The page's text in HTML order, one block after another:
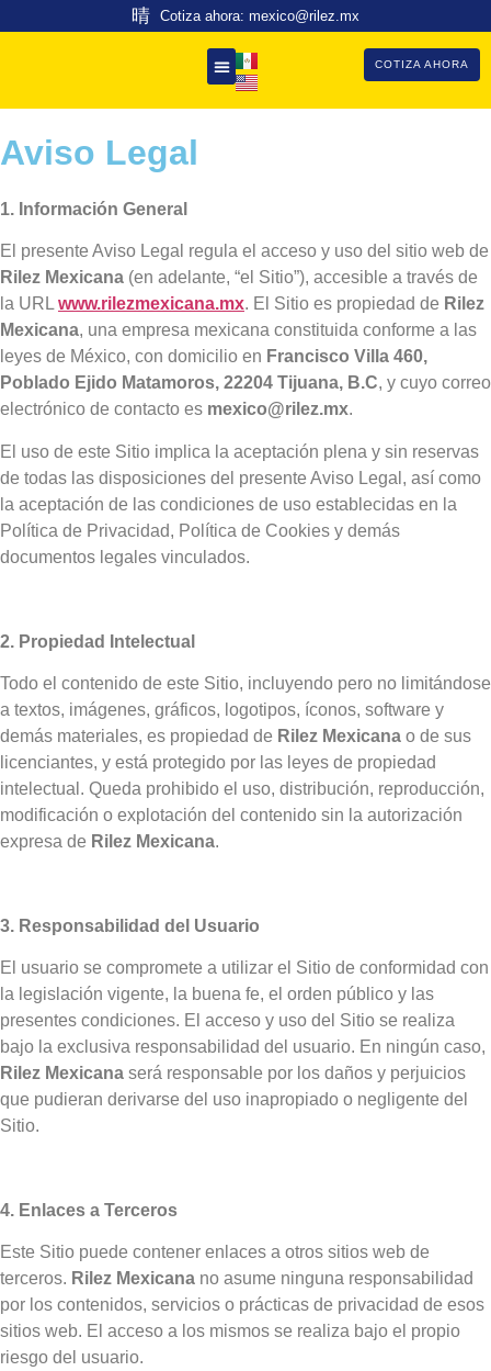
Cotiza ahora: mexico@rilez.mx
COTIZA AHORA
Aviso Legal
1. Información General
El presente Aviso Legal regula el acceso y uso del sitio web de
Rilez Mexicana (en adelante, “el Sitio”), accesible a través de
la URL www.rilezmexicana.mx. El Sitio es propiedad de Rilez
Mexicana, una empresa mexicana constituida conforme a las
leyes de México, con domicilio en Francisco Villa 460,
Poblado Ejido Matamoros, 22204 Tijuana, B.C, y cuyo correo
electrónico de contacto es mexico@rilez.mx.
El uso de este Sitio implica la aceptación plena y sin reservas
de todas las disposiciones del presente Aviso Legal, así como
la aceptación de las condiciones de uso establecidas en la
Política de Privacidad, Política de Cookies y demás
documentos legales vinculados.
2. Propiedad Intelectual
Todo el contenido de este Sitio, incluyendo pero no limitándose
a textos, imágenes, gráficos, logotipos, íconos, software y
demás materiales, es propiedad de Rilez Mexicana o de sus
licenciantes, y está protegido por las leyes de propiedad
intelectual. Queda prohibido el uso, distribución, reproducción,
modificación o explotación del contenido sin la autorización
expresa de Rilez Mexicana.
3. Responsabilidad del Usuario
El usuario se compromete a utilizar el Sitio de conformidad con
la legislación vigente, la buena fe, el orden público y las
presentes condiciones. El acceso y uso del Sitio se realiza
bajo la exclusiva responsabilidad del usuario. En ningún caso,
Rilez Mexicana será responsable por los daños y perjuicios
que pudieran derivarse del uso inapropiado o negligente del
Sitio.
4. Enlaces a Terceros
Este Sitio puede contener enlaces a otros sitios web de
terceros. Rilez Mexicana no asume ninguna responsabilidad
por los contenidos, servicios o prácticas de privacidad de esos
sitios web. El acceso a los mismos se realiza bajo el propio
riesgo del usuario.